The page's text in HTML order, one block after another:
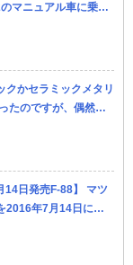
マニュアル車に乗り
考えたら30年乗...
クかセラミックメタリ
たのですが、偶然見
したベージュのよ...
14日発売F-88】 マツ
2016年7月14日に行
ン搭載だ...